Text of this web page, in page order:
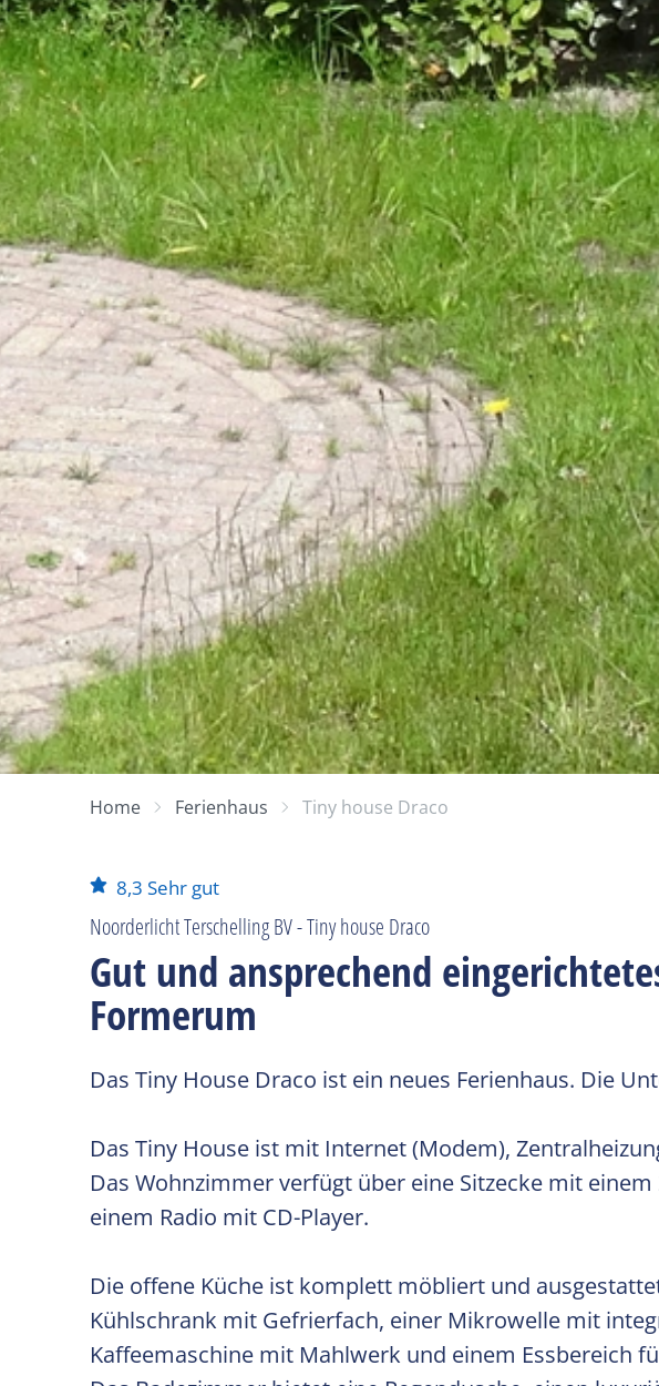
Home Ferienhaus Tiny house Draco
8,3 Sehr gut
Noorderlicht Terschelling BV - Tiny house Draco
Gut und ansprechend
Formerum
Das Tiny House Draco ist ein neues Ferienhaus. Die
Das Tiny House ist mit Internet (Modem),
Das Wohnzimmer verfügt über eine Sitzecke mit
einem Radio mit CD-Player.
Die offene Küche ist komplett möbliert und
Kühlschrank mit Gefrierfach, einer Mikrowelle mit
Kaffeemaschine mit Mahlwerk und einem Essbereich